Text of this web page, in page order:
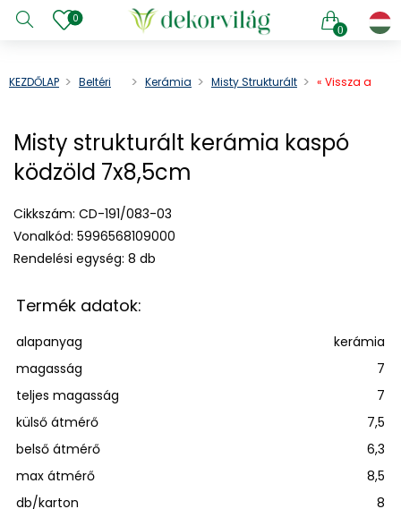
0
0
KEZDŐLAP
Beltéri
Kerámia
Misty Strukturált
7x8,5cm
« Vissza a
menu
menu
menu
menu
menu
Misty strukturált kerámia kaspó
ködzöld 7x8,5cm
Cikkszám: CD-191/083-03
Vonalkód: 5996568109000
Rendelési egység: 8 db
Termék adatok:
alapanyag
kerámia
magasság
7
teljes magasság
7
külső átmérő
7,5
belső átmérő
6,3
max átmérő
8,5
db/karton
8